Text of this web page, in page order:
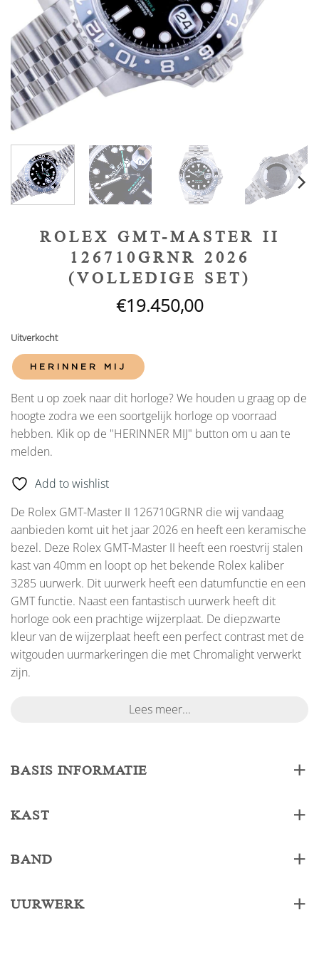
ROLEX GMT-MASTER II
126710GRNR 2026
(VOLLEDIGE SET)
€19.450,00
Uitverkocht
HERINNER MIJ
Bent u op zoek naar dit horloge? We houden u graag op de
hoogte zodra we een soortgelijk horloge op voorraad
hebben. Klik op de "HERINNER MIJ" button om u aan te
melden.
Add to wishlist
De Rolex GMT-Master II 126710GRNR die wij vandaag
aanbieden komt uit het jaar 2026 en heeft een keramische
bezel. Deze Rolex GMT-Master II heeft een roestvrij stalen
kast van 40mm en loopt op het bekende Rolex kaliber
3285 uurwerk. Dit uurwerk heeft een datumfunctie en een
GMT functie. Naast een fantastisch uurwerk heeft dit
horloge ook een prachtige wijzerplaat. De diepzwarte
kleur van de wijzerplaat heeft een perfect contrast met de
witgouden uurmarkeringen die met Chromalight verwerkt
zijn.
Lees meer...
BASIS INFORMATIE
KAST
BAND
UURWERK